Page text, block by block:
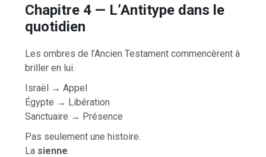
Chapitre 4 — L’Antitype dans le
quotidien
Les ombres de l’Ancien Testament commencèrent à
briller en lui.
Israël → Appel
Égypte → Libération
Sanctuaire → Présence
Pas seulement une histoire.
La sienne.